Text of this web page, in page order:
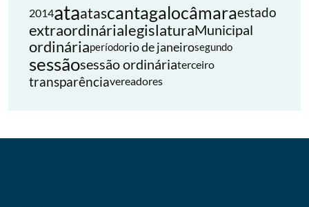
2014ataatascantagalocâmaraestado
extraordinárialegislaturaMunicipal
ordináriaperíodorio de janeirosegundo
sessãosessão ordináriaterceiro
transparênciavereadores